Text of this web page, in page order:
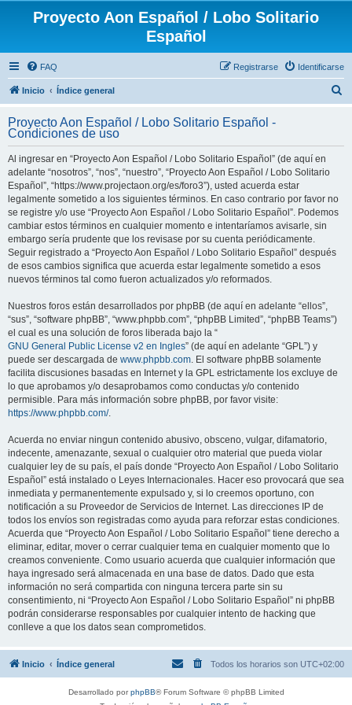
Proyecto Aon Español / Lobo Solitario
Español
FAQ Identificarse
Registrarse
Inicio Índice general
c
Proyecto Aon Español / Lobo Solitario Español -
Condiciones de uso
Al ingresar en “Proyecto Aon Español / Lobo Solitario Español” (de aquí en
adelante “nosotros”, “nos”, “nuestro”, “Proyecto Aon Español / Lobo Solitario
Español”, “https://www.projectaon.org/es/foro3”), usted acuerda estar
legalmente sometido a los siguientes términos. En caso contrario por favor no
se registre y/o use “Proyecto Aon Español / Lobo Solitario Español”. Podemos
cambiar estos términos en cualquier momento e intentaríamos avisarle, sin
embargo sería prudente que los revisase por su cuenta periódicamente.
Seguir registrado a “Proyecto Aon Español / Lobo Solitario Español” después
de esos cambios significa que acuerda estar legalmente sometido a esos
nuevos términos tal como fueron actualizados y/o reformados.
Nuestros foros están desarrollados por phpBB (de aquí en adelante “ellos”,
“sus”, “software phpBB”, “www.phpbb.com”, “phpBB Limited”, “phpBB Teams”)
el cual es una solución de foros liberada bajo la “
GNU General Public License v2 en Ingles” (de aquí en adelante “GPL”) y
puede ser descargada de www.phpbb.com. El software phpBB solamente
facilita discusiones basadas en Internet y la GPL estrictamente los excluye de
lo que aprobamos y/o desaprobamos como conductas y/o contenido
permisible. Para más información sobre phpBB, por favor visite:
https://www.phpbb.com/.
Acuerda no enviar ningun contenido abusivo, obsceno, vulgar, difamatorio,
indecente, amenazante, sexual o cualquier otro material que pueda violar
cualquier ley de su país, el país donde “Proyecto Aon Español / Lobo Solitario
Español” está instalado o Leyes Internacionales. Hacer eso provocará que sea
inmediata y permanentemente expulsado y, si lo creemos oportuno, con
notificación a su Proveedor de Servicios de Internet. Las direcciones IP de
todos los envíos son registradas como ayuda para reforzar estas condiciones.
Acuerda que “Proyecto Aon Español / Lobo Solitario Español” tiene derecho a
eliminar, editar, mover o cerrar cualquier tema en cualquier momento que lo
creamos conveniente. Como usuario acuerda que cualquier información que
haya ingresado será almacenada en una base de datos. Dado que esta
información no será compartida con ninguna tercera parte sin su
consentimiento, ni “Proyecto Aon Español / Lobo Solitario Español” ni phpBB
podrán considerarse responsables por cualquier intento de hacking que
conlleve a que los datos sean comprometidos.
Inicio Índice general Todos los horarios son UTC+02:00
Desarrollado porphpBB® Forum Software © phpBB Limited